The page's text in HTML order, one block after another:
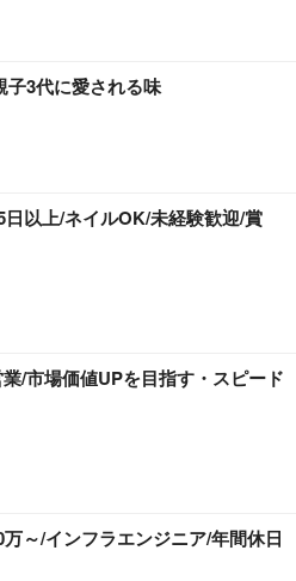
子3代に愛される味
以上/ネイルOK/未経験歓迎/賞
/市場価値UPを目指す・スピード
～/インフラエンジニア/年間休日